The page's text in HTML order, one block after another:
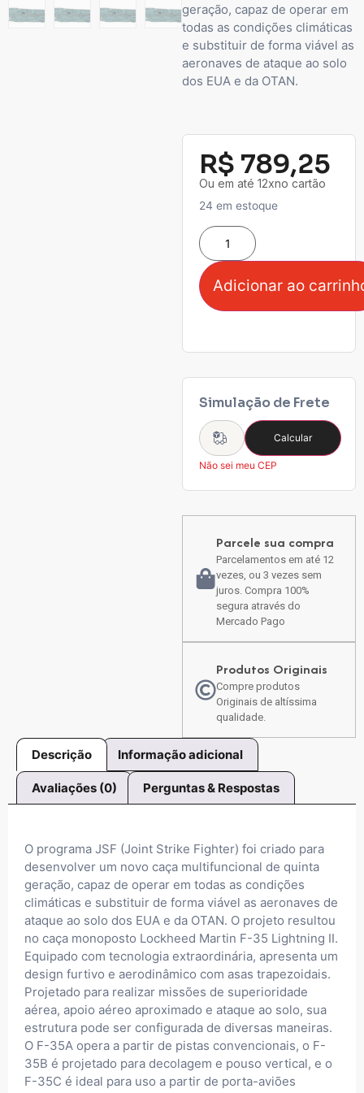
geração, capaz de operar em
todas as condições climáticas
e substituir de forma viável as
aeronaves de ataque ao solo
dos EUA e da OTAN.
R$ 789,25
Ou em até 12xno cartão
24 em estoque
Adicionar ao
Simulação de Frete
Calcular
Não sei meu CEP
Parcele sua compra
Parcelamentos em até 12
vezes, ou 3 vezes sem
juros. Compra 100%
segura através do
Mercado Pago
Produtos Originais
Compre produtos
Originais de altíssima
qualidade.
Descrição Informação adicional
Avaliações (0) Perguntas & Respostas
O programa JSF (Joint Strike Fighter) foi criado para
desenvolver um novo caça multifuncional de quinta
geração, capaz de operar em todas as condições
climáticas e substituir de forma viável as aeronaves de
ataque ao solo dos EUA e da OTAN. O projeto resultou
no caça monoposto Lockheed Martin F-35 Lightning II.
Equipado com tecnologia extraordinária, apresenta um
design furtivo e aerodinâmico com asas trapezoidais.
Projetado para realizar missões de superioridade
aérea, apoio aéreo aproximado e ataque ao solo, sua
estrutura pode ser configurada de diversas maneiras.
O F-35A opera a partir de pistas convencionais, o F-
35B é projetado para decolagem e pouso vertical, e o
F-35C é ideal para uso a partir de porta-aviões